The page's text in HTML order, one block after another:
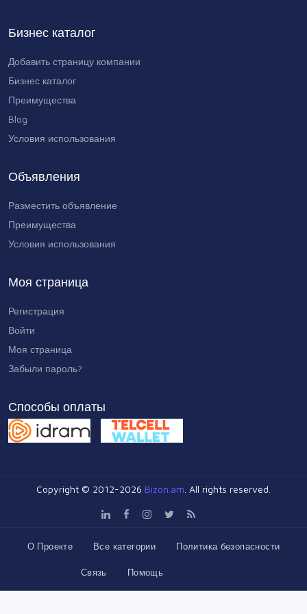
Пневмоуправление
Бизнес каталог
Добавить страницу компании
Бизнес каталог
Преимущества
Blog
Условия использования
Объявления
Разместить объявление
Преимущества
Условия использования
Моя страница
Регистрация
Войти
Моя страница
Забыли пароль?
Способы оплаты
Copyright © 2012-2026 Bizon.am . All rights reserved.
О Проекте Все категории Политика безопасности
Связь Помощь